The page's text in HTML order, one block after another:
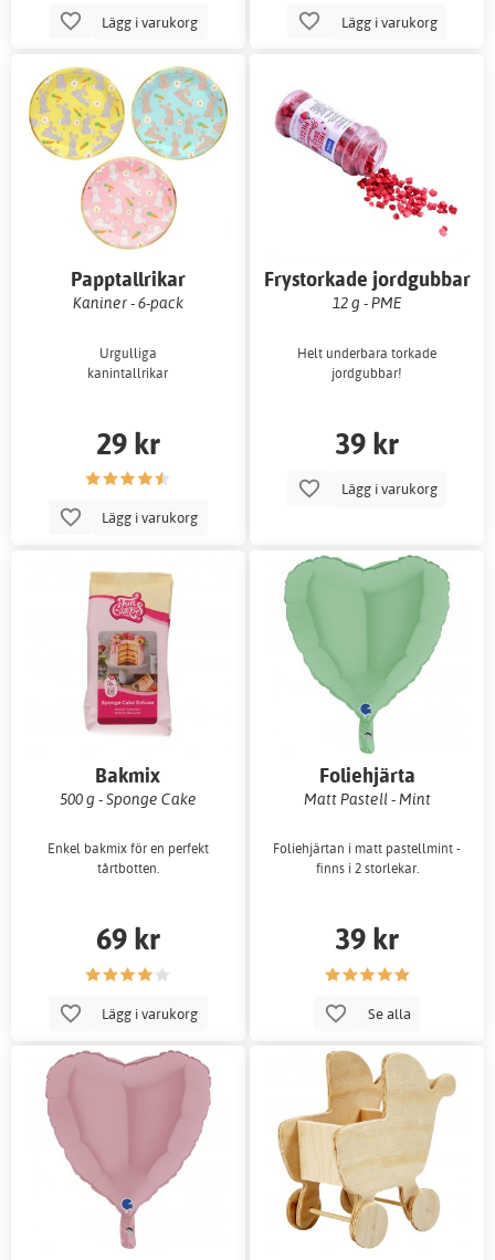
Lägg i varukorg Lägg i varukorg
Papptallrikar
Kaniner - 6-pack
Urgulliga
kanintallrikar
29 kr
Lägg i varukorg
Frystorkade jordgubbar
12 g - PME
Helt underbara torkade
jordgubbar!
39 kr
Lägg i varukorg
Bakmix
500 g - Sponge Cake
Enkel bakmix för en perfekt
tårtbotten.
69 kr
Lägg i varukorg
Foliehjärta
Matt Pastell - Mint
Foliehjärtan i matt pastellmint -
finns i 2 storlekar.
39 kr
Se alla